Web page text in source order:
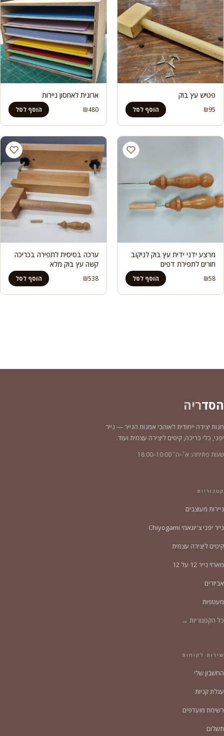
פטיש עץ בוק
₪95 הוסף לסל
ארונית לאחסון ניירות
₪480 הוסף לסל
מרצע ידני ידית עץ בוק לניקוב
חורים לתפירת דפים
₪58 הוסף לסל
ערכה בסיסית לתפירה בכריכה
קשה עץ בוק מלא
₪538 הוסף לסל
הסדריה
חנות יצירה ייחודית לאוהבי אמנות הנייר — נייר
יפני, כלי כריכה, קיטים ליצירה עצמית ועוד.
שעות פתיחה: א׳–ה׳ 10:00–18:00
קטגוריות
ניירות מעוצבים
נייר יפני צ'יוגאמי Chiyogami
קיטים ליצירה עצמית
מארזי נייר 12 על 12
אביזרים
מעטפות
כל הקטגוריות →
שירות לקוחות
החשבון שלי
עגלת קניות
רשימת מועדפים
תשלום